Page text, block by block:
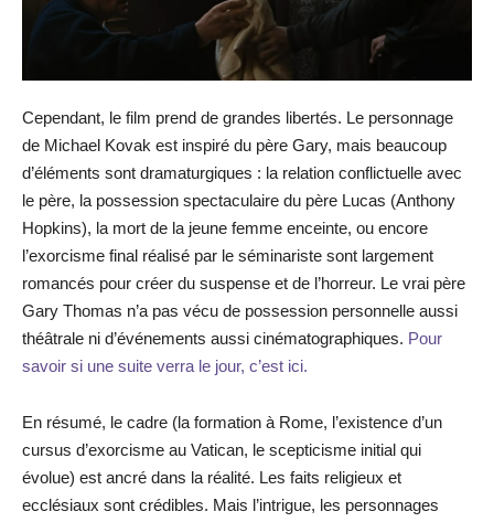
Cependant, le film prend de grandes libertés. Le personnage
de Michael Kovak est inspiré du père Gary, mais beaucoup
d’éléments sont dramaturgiques : la relation conflictuelle avec
le père, la possession spectaculaire du père Lucas (Anthony
Hopkins), la mort de la jeune femme enceinte, ou encore
l’exorcisme final réalisé par le séminariste sont largement
romancés pour créer du suspense et de l’horreur. Le vrai père
Gary Thomas n’a pas vécu de possession personnelle aussi
théâtrale ni d’événements aussi cinématographiques. Pour
savoir si une suite verra le jour, c’est ici.
En résumé, le cadre (la formation à Rome, l’existence d’un
cursus d’exorcisme au Vatican, le scepticisme initial qui
évolue) est ancré dans la réalité. Les faits religieux et
ecclésiaux sont crédibles. Mais l’intrigue, les personnages